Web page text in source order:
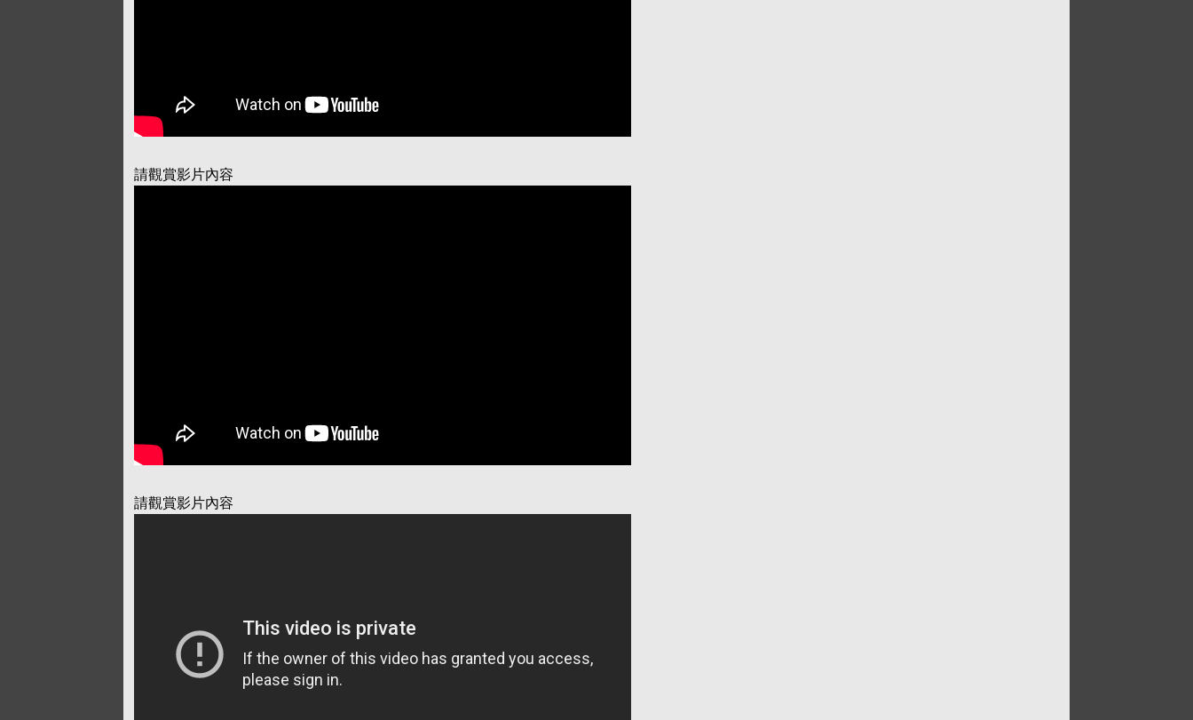
請觀賞影片內容
請觀賞影片內容